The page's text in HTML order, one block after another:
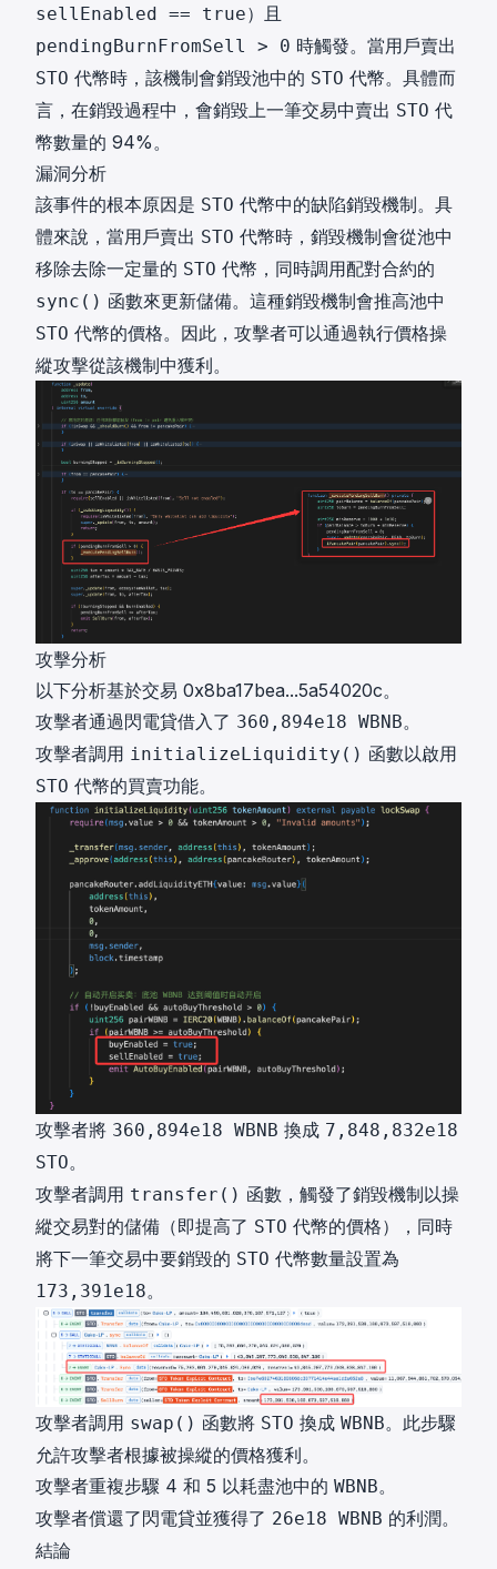
sellEnabled == true）且
pendingBurnFromSell > 0 時觸發。當用戶賣出
STO 代幣時，該機制會銷毀池中的 STO 代幣。具體而
言，在銷毀過程中，會銷毀上一筆交易中賣出 STO 代
幣數量的 94%。
漏洞分析
該事件的根本原因是 STO 代幣中的缺陷銷毀機制。具
體來說，當用戶賣出 STO 代幣時，銷毀機制會從池中
移除去除一定量的 STO 代幣，同時調用配對合約的
sync() 函數來更新儲備。這種銷毀機制會推高池中
STO 代幣的價格。因此，攻擊者可以通過執行價格操
縱攻擊從該機制中獲利。
攻擊分析
以下分析基於交易 0x8ba17bea...5a54020c。
攻擊者通過閃電貸借入了 360,894e18 WBNB。
攻擊者調用 initializeLiquidity() 函數以啟用
STO 代幣的買賣功能。
攻擊者將 360,894e18 WBNB 換成 7,848,832e18
STO。
攻擊者調用 transfer() 函數，觸發了銷毀機制以操
縱交易對的儲備（即提高了 STO 代幣的價格），同時
將下一筆交易中要銷毀的 STO 代幣數量設置為
173,391e18。
攻擊者調用 swap() 函數將 STO 換成 WBNB。此步驟
允許攻擊者根據被操縱的價格獲利。
攻擊者重複步驟 4 和 5 以耗盡池中的 WBNB。
攻擊者償還了閃電貸並獲得了 26e18 WBNB 的利潤。
結論